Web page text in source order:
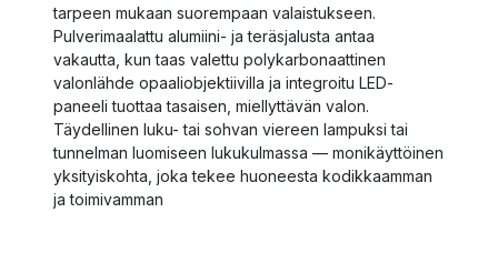
tarpeen mukaan suorempaan valaistukseen.
Pulverimaalattu alumiini- ja teräsjalusta antaa
vakautta, kun taas valettu polykarbonaattinen
valonlähde opaaliobjektiivilla ja integroitu LED-
paneeli tuottaa tasaisen, miellyttävän valon.
Täydellinen luku- tai sohvan viereen lampuksi tai
tunnelman luomiseen lukukulmassa — monikäyttöinen
yksityiskohta, joka tekee huoneesta kodikkaamman
ja toimivamman